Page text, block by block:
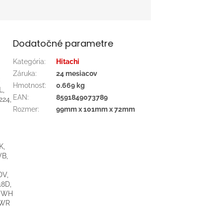
Dodatočné parametre
Kategória:
Hitachi
Záruka:
24 mesiacov
Hmotnosť:
0.669 kg
EAN:
8591849073789
Rozmer: 99mm x 101mm x 72mm